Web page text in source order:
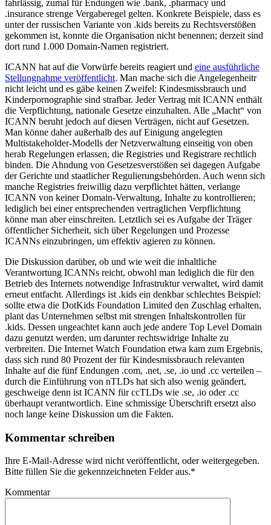
fahrlässig, zumal für Endungen wie .bank, .pharmacy und
.insurance strenge Vergaberegel gelten. Konkrete Beispiele, dass es
unter der russischen Variante von .kids bereits zu Rechtsverstößen
gekommen ist, konnte die Organisation nicht benennen; derzeit sind
dort rund 1.000 Domain-Namen registriert.
ICANN hat auf die Vorwürfe bereits reagiert und eine ausführliche
Stellungnahme veröffentlicht. Man mache sich die Angelegenheitr
nicht leicht und es gäbe keinen Zweifel: Kindesmissbrauch und
Kinderpornographie sind strafbar. Jeder Vertrag mit ICANN enthält
die Verpflichtung, nationale Gesetze einzuhalten. Alle „Macht“ von
ICANN beruht jedoch auf diesen Verträgen, nicht auf Gesetzen.
Man könne daher außerhalb des auf Einigung angelegten
Multistakeholder-Modells der Netzverwaltung einseitig von oben
herab Regelungen erlassen, die Registries und Registrare rechtlich
binden. Die Ahndung von Gesetzesverstößen sei dagegen Aufgabe
der Gerichte und staatlicher Regulierungsbehörden. Auch wenn sich
manche Registries freiwillig dazu verpflichtet hätten, verlange
ICANN von keiner Domain-Verwaltung, Inhalte zu kontrollieren;
lediglich bei einer entsprechenden vertraglichen Verpflichtung
könne man aber einschreiten. Letztlich sei es Aufgabe der Träger
öffentlicher Sicherheit, sich über Regelungen und Prozesse
ICANNs einzubringen, um effektiv agieren zu können.
Die Diskussion darüber, ob und wie weit die inhaltliche
Verantwortung ICANNs reicht, obwohl man lediglich die für den
Betrieb des Internets notwendige Infrastruktur verwaltet, wird damit
erneut entfacht. Allerdings ist .kids ein denkbar schlechtes Beispiel:
sollte etwa die DotKids Foundation Limited den Zuschlag erhalten,
plant das Unternehmen selbst mit strengen Inhaltskontrollen für
.kids. Dessen ungeachtet kann auch jede andere Top Level Domain
dazu genutzt werden, um darunter rechtswidrige Inhalte zu
verbreiten. Die Internet Watch Foundation etwa kam zum Ergebnis,
dass sich rund 80 Prozent der für Kindesmissbrauch relevanten
Inhalte auf die fünf Endungen .com, .net, .se, .io und .cc verteilen –
durch die Einführung von nTLDs hat sich also wenig geändert,
geschweige denn ist ICANN für ccTLDs wie .se, .io oder .cc
überhaupt verantwortlich. Eine schmissige Überschrift ersetzt also
noch lange keine Diskussion um die Fakten.
Kommentar schreiben
Ihre E-Mail-Adresse wird nicht veröffentlicht, oder weitergegeben.
Bitte füllen Sie die gekennzeichneten Felder aus.*
Kommentar